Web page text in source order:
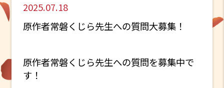
2025.07.18
原作者常磐くじら先生への質問大募集！
原作者常磐くじら先生への質問を募集中で
す！